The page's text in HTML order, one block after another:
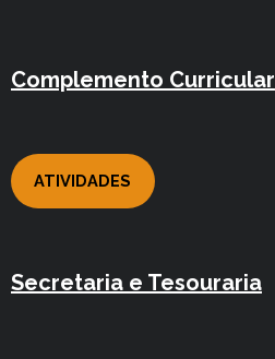
Complemento Curricular
ATIVIDADES
Secretaria e Tesouraria